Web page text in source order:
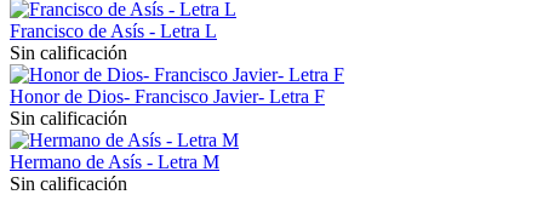
Francisco de Asís - Letra L
Sin calificación
Honor de Dios- Francisco Javier- Letra F
Sin calificación
Hermano de Asís - Letra M
Sin calificación